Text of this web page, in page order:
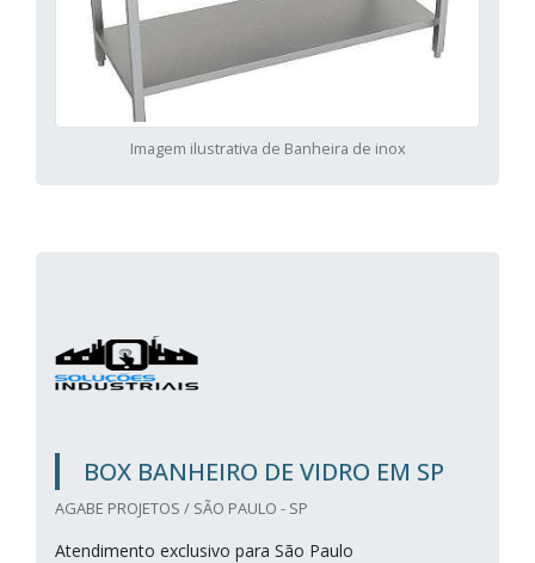
Imagem ilustrativa de Banheira de inox
BOX BANHEIRO DE VIDRO EM SP
AGABE PROJETOS / SÃO PAULO - SP
Atendimento exclusivo para São Paulo